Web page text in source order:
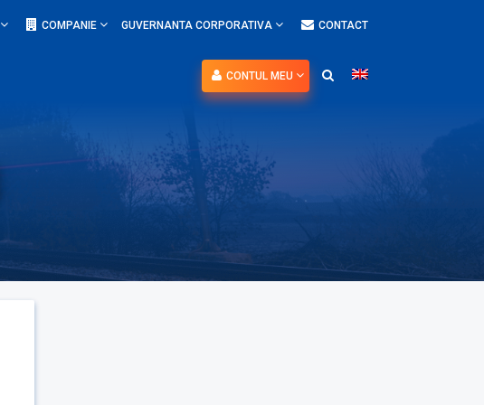
COMPANIE GUVERNANTA CORPORATIVA CONTACT
CONTUL MEU